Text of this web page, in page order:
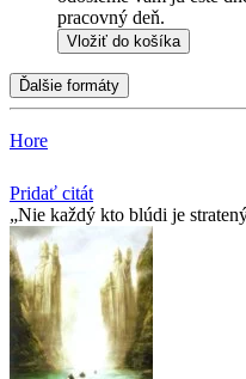
pracovný deň.
Vložiť do košíka
Ďalšie formáty
Hore
Pridať citát
Nie každý kto blúdi je